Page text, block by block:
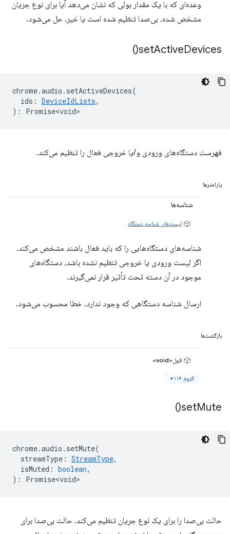
وعده‌ای که با یک مقدار بولی که نشان می‌دهد آیا برای نوع جریان
مشخص شده، بی‌صدا تنظیم شده است یا خیر، حل می‌شود.
setActiveDevices(
)
chrome.audio . setActiveDevices(
ids : DeviceIdLists,
) : Promise<void>
فهرست دستگاه‌های ورودی و/یا خروجی فعال را تنظیم می‌کند.
پارامترها
شناسه‌ها
لیست‌های شناسه دستگاه
شناسه‌های دستگاه‌هایی را که باید فعال باشند مشخص می‌کند.
اگر لیست ورودی یا خروجی تنظیم نشده باشد، دستگاه‌های
موجود در آن دسته تحت تأثیر قرار نمی‌گیرند.
ارسال شناسه دستگاهی که وجود ندارد، خطا محسوب می‌شود.
بازگشت‌ها
قول<void>
کروم ۱۱۶+
setMute(
)
chrome.audio . setMute(
streamType : StreamType,
isMuted : boolean,
) : Promise<void>
حالت بی‌صدا را برای یک نوع جریان تنظیم می‌کند. حالت بی‌صدا برای